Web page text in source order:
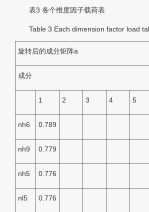
表3 各个维度因子载荷表
Table 3 Each dimension factor load
旋转后的成分矩阵a
成分
1 2 3 4 5
nh6 0.789
nh9 0.779
nh5 0.776
nl5 0.776